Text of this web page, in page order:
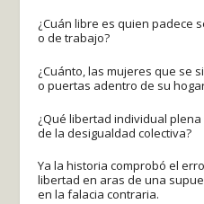
¿Cuán libre es quien padece
o de trabajo?
¿Cuánto, las mujeres que se
o puertas adentro de su
¿Qué libertad individual
de la desigualdad colectiva?
Ya la historia comprobó el
libertad en aras de una
en la falacia contraria.